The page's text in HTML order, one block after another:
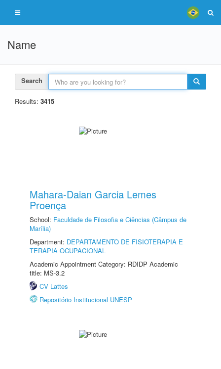
Name
Search
Results: 3415
Mahara-Daian Garcia Lemes
Proença
School: Faculdade de Filosofia e Ciências (Câmpus de
Marília)
Department: DEPARTAMENTO DE FISIOTERAPIA E
TERAPIA OCUPACIONAL
Academic Appointment Category: RDIDP Academic
title: MS-3.2
CV Lattes
Repositório Institucional UNESP